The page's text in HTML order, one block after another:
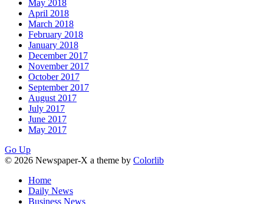
May 2018
April 2018
March 2018
February 2018
January 2018
December 2017
November 2017
October 2017
September 2017
August 2017
July 2017
June 2017
May 2017
Go Up
© 2026 Newspaper-X a theme by Colorlib
Home
Daily News
Business News